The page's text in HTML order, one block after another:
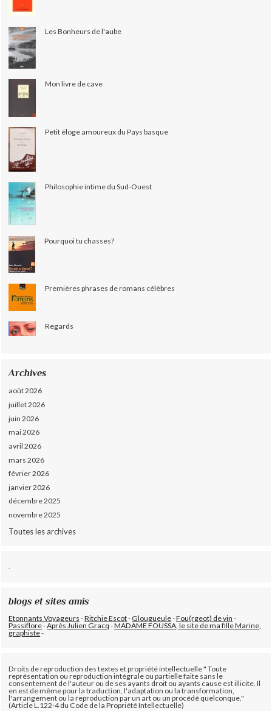
Les Bonheurs de l'aube
Mon livre de cave
Petit éloge amoureux du Pays basque
Philosophie intime du Sud-Ouest
Pourquoi tu chasses?
Premières phrases de romans célèbres
Regards
Archives
août 2026
juillet 2026
juin 2026
mai 2026
avril 2026
mars 2026
février 2026
janvier 2026
décembre 2025
novembre 2025
Toutes les archives
blogs et sites amis
Etonnants Voyageurs -Ritchie Escot-Glougueule-Fou(rgeot) de vin -
Passiflore-Après Julien Gracq-MADAME FOUSSA, le site de ma fille Marine,
graphiste-
Droits de reproduction des textes et propriété intellectuelle " Toute
représentation ou reproduction intégrale ou partielle faite sans le
consentement de l'auteur ou de ses ayants droit ou ayants cause est illicite. Il
en est de même pour la traduction, l'adaptation ou la transformation,
l'arrangement ou la reproduction par un art ou un procédé quelconque."
(Article L.122-4 du Code de la Propriété Intellectuelle)